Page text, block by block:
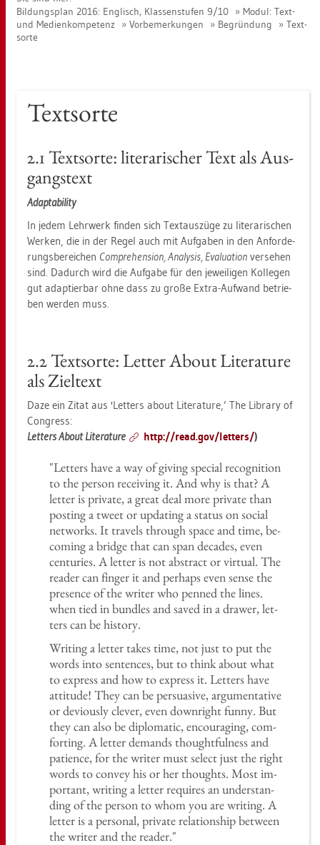
Bil­dungs­plan 2016: Eng­lisch, Klas­sen­stu­fen 9/10
Modul: Text-
und Me­di­en­kom­pe­tenz
Vor­be­mer­kun­gen Be­grün­dung
Text­
sor­te
Text­sor­te
2.1 Text­sor­te: li­te­ra­ri­scher Text als Aus­
gangs­text
Ad­ap­ta­bi­li­ty
In jedem Lehr­werk fin­den sich Text­aus­zü­ge zu li­te­ra­ri­schen
Wer­ken, die in der Regel auch mit Auf­ga­ben in den An­for­de­
rungs­be­rei­chen Com­pre­hen­si­on, Ana­ly­sis, Eva­lua­ti­on ver­se­hen
sind. Da­durch wird die Auf­ga­be für den je­wei­li­gen Kol­le­gen
gut ad­ap­tier­bar ohne dass zu große Extra-Auf­wand be­trie­
ben wer­den muss.
2.2 Text­sor­te: Let­ter About Li­te­ra­tu­re
als Ziel­text
Daze ein Zitat aus 'Let­ters about Li­te­ra­tu­re,’ The Li­bra­ry of
Con­gress:
Let­ters About Li­te­ra­tu­re
http://​read.​gov/​let­ters/)
"Let­ters have a way of gi­ving spe­cial re­co­gni­ti­on
to the per­son re­cei­ving it. And why is that? A
let­ter is pri­va­te, a great deal more pri­va­te than
pos­ting a tweet or up­dating a sta­tus on so­ci­al
net­works. It tra­vels through space and time, be­
co­m­ing a bridge that can span de­ca­des, even
cen­tu­ries. A let­ter is not ab­stract or vir­tu­al. The
re­a­der can fin­ger it and per­haps even sense the
pre­sence of the wri­ter who pen­ned the lines.
when tied in bund­les and saved in a dra­wer, let­
ters can be his­to­ry.
Wri­ting a let­ter takes time, not just to put the
words into sen­ten­ces, but to think about what
to ex­press and how to ex­press it. Let­ters have
at­ti­tu­de! They can be per­sua­si­ve, ar­gu­men­ta­ti­ve
or de­vious­ly cle­ver, even down­right funny. But
they can also be di­plo­ma­tic, en­cou­ra­ging, com­
for­ting. A let­ter de­man­ds thought­ful­ness and
pa­ti­ence, for the wri­ter must select just the right
words to con­vey his or her thoughts. Most im­
portant, wri­ting a let­ter re­qui­res an un­der­stan­
ding of the per­son to whom you are wri­ting. A
let­ter is a per­so­nal, pri­va­te re­la­ti­ons­hip bet­ween
the wri­ter and the re­a­der."